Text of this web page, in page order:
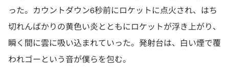
った。カウントダウン6秒前にロケットに点火され、はち
切れんばかりの黄色い炎とともにロケットが浮き上がり、
瞬く間に雲に吸い込まれていった。発射台は、白い煙で覆
われゴーという音が僕らを包む。